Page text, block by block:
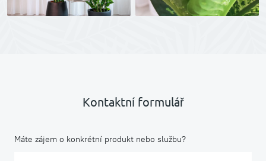
Kontaktní formulář
Máte zájem o konkrétní produkt nebo službu?